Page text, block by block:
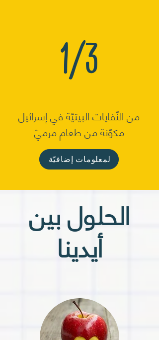
1/3
من النّفايات البيتيّة في إسرائيل
مكوّنة من طعام مرميّ
لمعلومات إضافيّة
الحلول بين
أيدينا